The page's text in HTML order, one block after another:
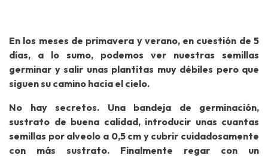
En los meses de primavera y verano, en cuestión de 5
días, a lo sumo, podemos ver nuestras semillas
germinar y salir unas plantitas muy débiles pero que
siguen su camino hacia el cielo.
No hay secretos. Una bandeja de germinación,
sustrato de buena calidad, introducir unas cuantas
semillas por alveolo a 0,5 cm y cubrir cuidadosamente
con más sustrato. Finalmente regar con un